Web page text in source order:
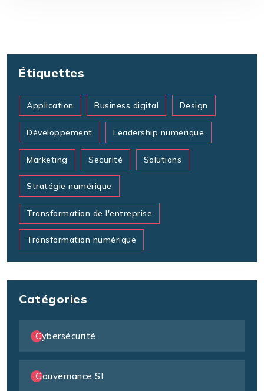
Étiquettes
Application Business digital Design
Développement Leadership numérique
Marketing Securité Solutions
Stratégie numérique
Transformation de l'entreprise
Transformation numérique
Catégories
Cybersécurité
Gouvernance SI